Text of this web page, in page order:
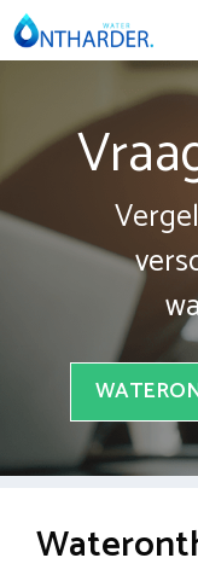
Spring
naar